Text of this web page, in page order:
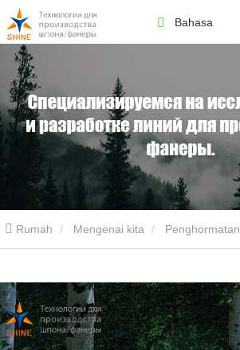
Bahasa
Rumah Mengenai kita Penghormatan